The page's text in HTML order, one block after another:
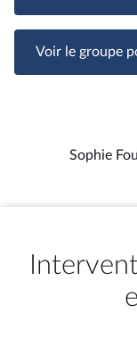
Voir le groupe
Sophie